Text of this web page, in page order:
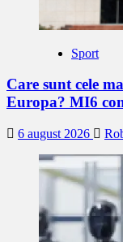
Sport
Care sunt cele
Europa? MI6
6 august 2026